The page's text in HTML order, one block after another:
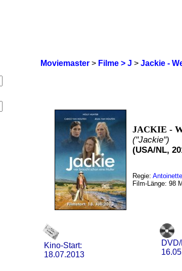
Moviemaster> Filme > J > Jackie -
JACKIE -
("Jackie")
(USA/NL,
Regie:
Film-Länge: 98
Kino-Start:
18.07.2013